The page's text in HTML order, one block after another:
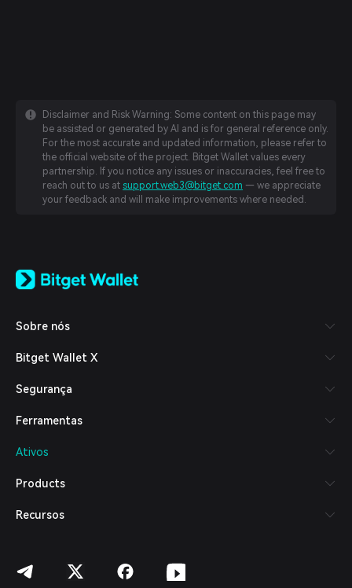
Disclaimer and Risk Warning: Some content on this page may
be assisted or generated by AI and is for general reference only.
For the most accurate and updated information, please refer to
the official website of the project. Bitget Wallet values every
partnership. If you notice any issues or inaccuracies, feel free to
reach out to us at support.web3@bitget.com — we appreciate
your feedback and will make improvements where needed.
日本語
Español (Latinoamérica)
Italiano
Deutsch
繁體中文
Bahasa Indonesia
हिन्दी
Español (Argentina)
Sobre nós
Bitget Wallet X
Segurança
Ferramentas
Ativos
Products
Recursos